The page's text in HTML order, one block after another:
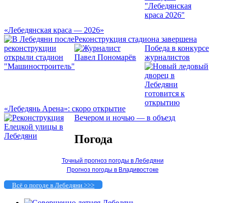
«Лебедянская краса — 2026»
Реконструкция стадиона завершена
Победа в конкурсе
журналистов
«Лебедянь Арена»: скоро открытие
Вечером и ночью — в объезд
Погода
Точный прогноз погоды в Лебедяни
Прогноз погоды в Владивостоке
Всё о погоде в Лебедяни >>>